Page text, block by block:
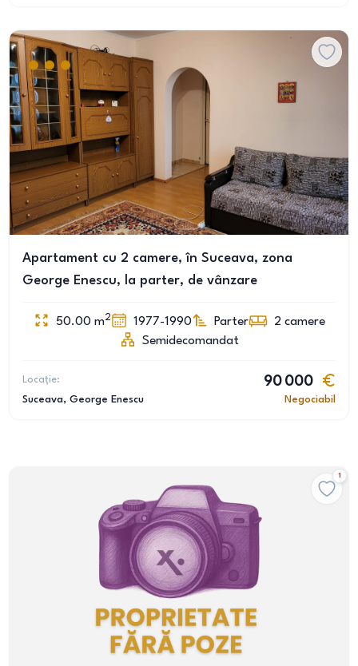
Apartament cu 2 camere, în Suceava, zona
George Enescu, la parter, de vânzare
50.00 m2 1977-1990 Parter 2 camere
Semidecomandat
Locație:
Suceava, George Enescu
90 000
Negociabil
1